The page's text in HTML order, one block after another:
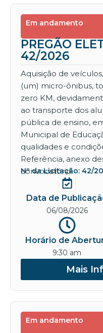
Em andamento
PREGÃO
42/2026
Aquisição de
(um) micro-ônibus,
zero KM,
ao transporte dos
pública de ensino,
Municipal de
qualidades e
Referência, anexo
convocatório.
Nº da Licitação: 42/
Data de
06/08/2026
Horário de
9:30 am
Mais
Em andamento